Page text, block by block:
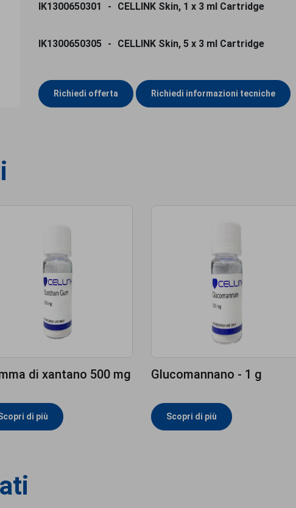
IK1300650301 CELLINK Skin, 1 x 3 ml Cartridge
IK1300650305 CELLINK Skin, 5 x 3 ml Cartridge
Richiedi offerta Richiedi informazioni tecniche
di xantano 500 mg
di più
Glucomannano - 1 g
Scopri di più